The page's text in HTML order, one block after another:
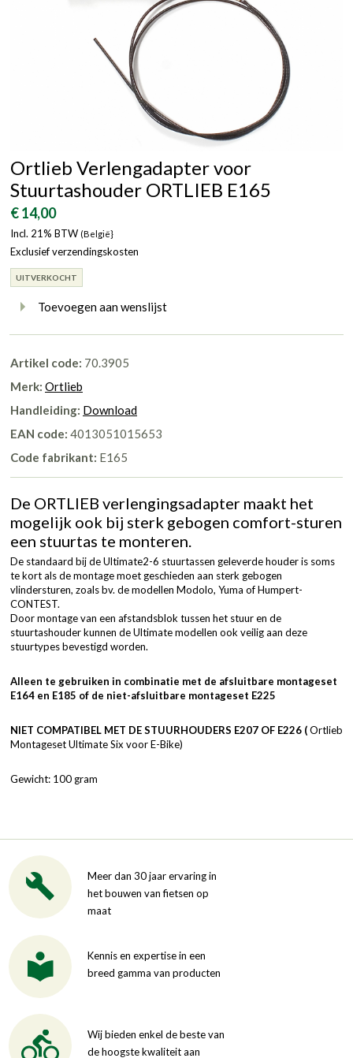
Ortlieb Verlengadapter voor
Stuurtashouder ORTLIEB E165
€ 14,00
Incl. 21% BTW (België}
Exclusief verzendingskosten
UITVERKOCHT
Toevoegen aan wenslijst
Artikel code: 70.3905
Merk: Ortlieb
Handleiding: Download
EAN code: 4013051015653
Code fabrikant: E165
De ORTLIEB verlengingsadapter maakt het
mogelijk ook bij sterk gebogen comfort-sturen
een stuurtas te monteren.
De standaard bij de Ultimate2-6 stuurtassen geleverde houder is soms
te kort als de montage moet geschieden aan sterk gebogen
vlindersturen, zoals bv. de modellen Modolo, Yuma of Humpert-
CONTEST.
Door montage van een afstandsblok tussen het stuur en de
stuurtashouder kunnen de Ultimate modellen ook veilig aan deze
stuurtypes bevestigd worden.
Alleen te gebruiken in combinatie met de afsluitbare montageset
E164 en E185 of de niet-afsluitbare montageset E225
NIET COMPATIBEL MET DE STUURHOUDERS E207 OF E226 (Ortlieb
Montageset Ultimate Six voor E-Bike)
Gewicht: 100 gram
Meer dan 30 jaar ervaring in
het bouwen van fietsen op
maat
Kennis en expertise in een
breed gamma van producten
Wij bieden enkel de beste van
de hoogste kwaliteit aan